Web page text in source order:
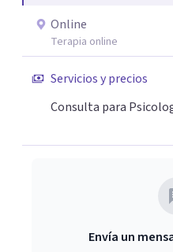
Online
Terapia online
Servicios y precios
Consulta para
Envía un